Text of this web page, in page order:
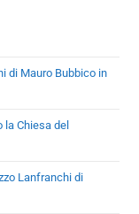
di Mauro Bubbico in
Chiesa del
Lanfranchi di